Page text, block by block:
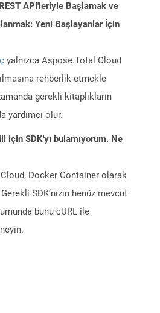
API'leriyle Başlamak ve
Yeni Başlayanlar İçin
yalnızca Aspose.Total Cloud
rehberlik etmekle
gerekli kitaplıkların
yardımcı olur.
için SDK'yı bulamıyorum. Ne
Docker Container olarak
SDK’nızın henüz mevcut
bunu cURL ile